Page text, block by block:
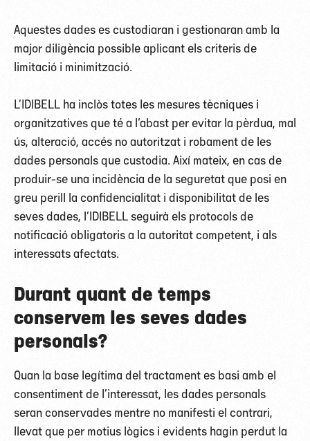
Aquestes dades es custodiaran i gestionaran amb la
major diligència possible aplicant els criteris de
limitació i minimització.
L’IDIBELL ha inclòs totes les mesures tècniques i
organitzatives que té a l‘abast per evitar la pèrdua, mal
ús, alteració, accés no autoritzat i robament de les
dades personals que custodia. Així mateix, en cas de
produir-se una incidència de la seguretat que posi en
greu perill la confidencialitat i disponibilitat de les
seves dades, l’IDIBELL seguirà els protocols de
notificació obligatoris a la autoritat competent, i als
interessats afectats.
Durant quant de temps
conservem les seves dades
personals?
Quan la base legítima del tractament es basi amb el
consentiment de l’interessat, les dades personals
seran conservades mentre no manifesti el contrari,
llevat que per motius lògics i evidents hagin perdut la